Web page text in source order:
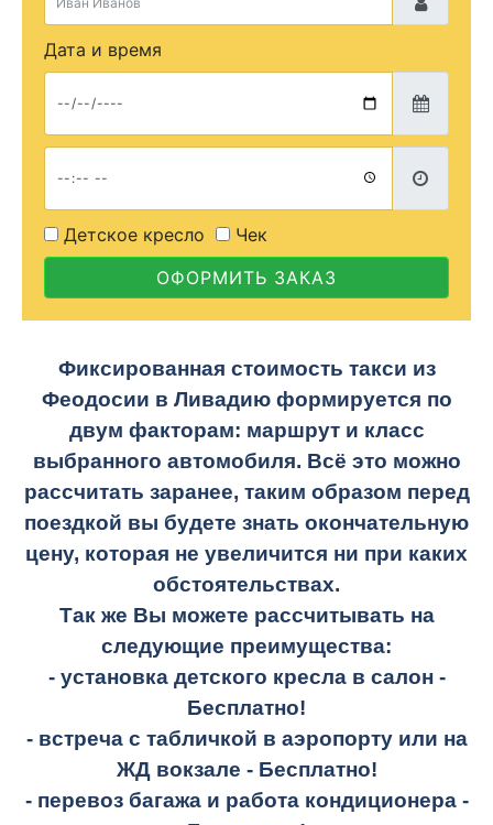
Дата и время
Детское кресло
Чек
ОФОРМИТЬ ЗАКАЗ
Фиксированная стоимость такси из
Феодосии в Ливадию формируется по
двум факторам: маршрут и класс
выбранного автомобиля. Всё это можно
рассчитать заранее, таким образом перед
поездкой вы будете знать окончательную
цену, которая не увеличится ни при каких
обстоятельствах.
Так же Вы можете рассчитывать на
следующие преимущества:
- установка детского кресла в салон -
Бесплатно!
- встреча с табличкой в аэропорту или на
ЖД вокзале - Бесплатно!
- перевоз багажа и работа кондиционера -